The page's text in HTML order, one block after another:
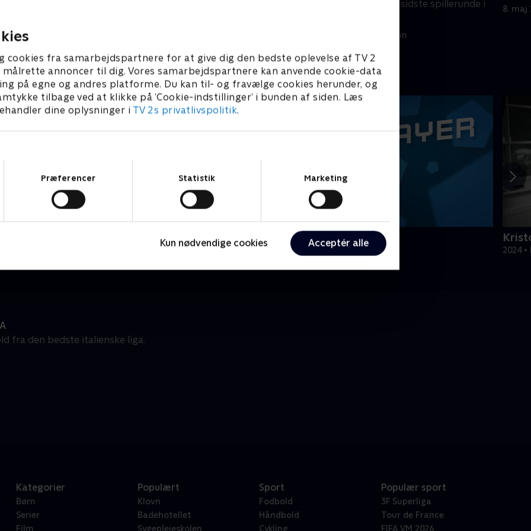
cookies fra samarbejdspartnere for at give dig den bedste oplevelse af TV 2
annoncer til dig. Vores samarbejdspartnere kan anvende cookie-data
på egne og andres platforme. Du kan til- og fravælge cookies herunder, og
tilbage ved at klikke på ’Cookie-indstillinger’ i bunden af siden. Læs
dine oplysninger i TV 2s privatlivspolitik.
Præferencer Statistik Marketing
Kun nødvendige cookies Acceptér alle
• 26 min
højdepunkter fra sidste spillerunde i
14. maj 2026 • 26 min
8. maj
PLAYER
Fodbold 2024
fra den bedste italienske liga.
Kategorier
Børn
Serier
Film
Populært
Klovn
Badehotellet
Sygeplejeskolen
Sport
Fodbold
Håndbold
Cykling
Populær sport
3F Superliga
Tour de France
FIFA VM 2026